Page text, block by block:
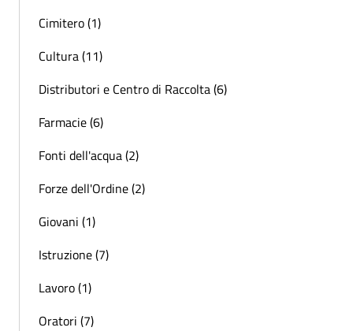
Cimitero (1)
Cultura (11)
Distributori e Centro di Raccolta (6)
Farmacie (6)
Fonti dell'acqua (2)
Forze dell'Ordine (2)
Giovani (1)
Istruzione (7)
Lavoro (1)
Oratori (7)